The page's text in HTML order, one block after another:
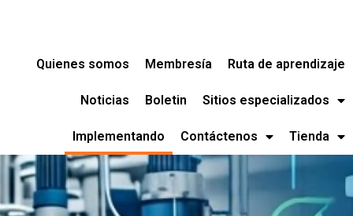
Quienes somos Membresía Ruta de aprendizaje
Noticias Boletin Sitios especializados
Implementando Contáctenos Tienda